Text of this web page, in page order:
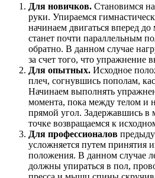
Для новичков. Становимся
руки. Упираемся
начинаем двигаться вперед
станет почти параллельным
обратно. В данном случае
за счет того, что упражнение
Для опытных. Исходное
плеч, согнувшись пополам,
Начинаем выполнять
момента, пока между телом и
прямой угол. Задержавшись в
точке возвращаемся к
Для профессионалов
усложняется путем принятия
положения. В данном случае
должны упираться в пол,